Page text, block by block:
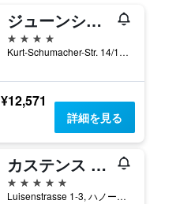
ジューンシックスホテルハノーバーシティ
4つ星
Kurt-Schumacher-Str. 14/16, ハノーファー, ニーダーザクセン, ドイツ
¥12,571
詳細を見る
カステンス ホテル ルイゼンホフ
5つ星
Luisenstrasse 1-3, ハノーファー, ニーダーザクセン, ドイツ